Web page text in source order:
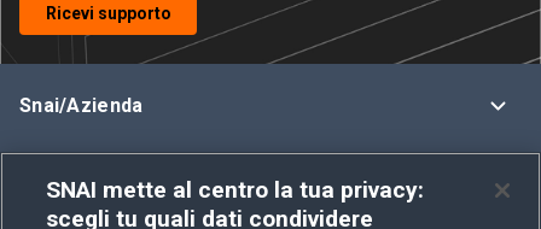
Ricevi supporto
Snai/Azienda
Regolamenti e Policy
SNAI mette al centro la tua privacy:
scegli tu quali dati condividere